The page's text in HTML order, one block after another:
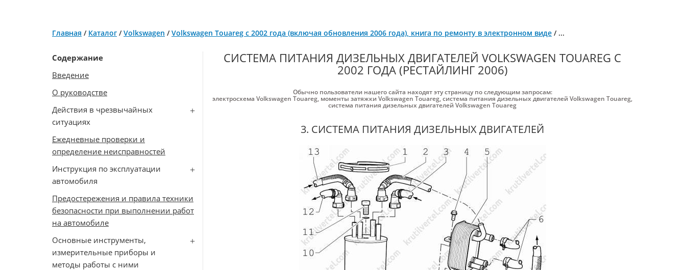
Главная / Каталог /Volkswagen /Volkswagen Touareg с 2002 года (включая обновления 2006 года), книга по ремонту в электронном виде / ...
Содержание
Введение
О руководстве
Действия в чрезвычайных
ситуациях
Ежедневные проверки и
определение неисправностей
Инструкция по эксплуатации
автомобиля
Предостережения и правила техники
безопасности при выполнении работ
на автомобиле
Основные инструменты,
измерительные приборы и
методы работы с ними
СИСТЕМА ПИТАНИЯ ДИЗЕЛЬНЫХ ДВИГАТЕЛЕЙ VOLKSWAGEN TOUAREG С
2002 ГОДА (РЕСТАЙЛИНГ 2006)
Обычно пользователи нашего сайта находят эту страницу по следующим запросам:
электросхема Volkswagen Touareg, моменты затяжки Volkswagen Touareg,система питания дизельных двигателей Volkswagen Touareg,
система питания дизельных двигателей Volkswagen Touareg
3. СИСТЕМА ПИТАНИЯ ДИЗЕЛЬНЫХ ДВИГАТЕЛЕЙ